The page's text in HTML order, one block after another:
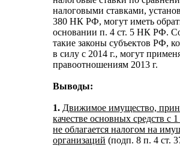
налоговыми ставками,
380 НК РФ, могут иметь
основании п. 4 ст. 5 НК РФ.
такие законы субъектов РФ,
в силу с 2014 г., могут
правоотношениям 2013 г.
Выводы:
1. Движимое имущество,
качестве основных средств с
не облагается налогом на
организаций (подп. 8 п. 4 ст.